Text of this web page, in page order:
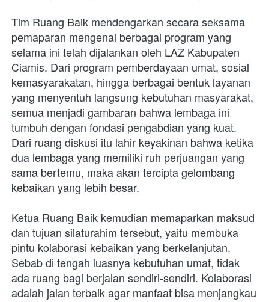
Tim Ruang Baik mendengarkan secara seksama
pemaparan mengenai berbagai program yang
selama ini telah dijalankan oleh LAZ Kabupaten
Ciamis. Dari program pemberdayaan umat, sosial
kemasyarakatan, hingga berbagai bentuk layanan
yang menyentuh langsung kebutuhan masyarakat,
semua menjadi gambaran bahwa lembaga ini
tumbuh dengan fondasi pengabdian yang kuat.
Dari ruang diskusi itu lahir keyakinan bahwa ketika
dua lembaga yang memiliki ruh perjuangan yang
sama bertemu, maka akan tercipta gelombang
kebaikan yang lebih besar.
Ketua Ruang Baik kemudian memaparkan maksud
dan tujuan silaturahim tersebut, yaitu membuka
pintu kolaborasi kebaikan yang berkelanjutan.
Sebab di tengah luasnya kebutuhan umat, tidak
ada ruang bagi berjalan sendiri-sendiri. Kolaborasi
adalah jalan terbaik agar manfaat bisa menjangkau